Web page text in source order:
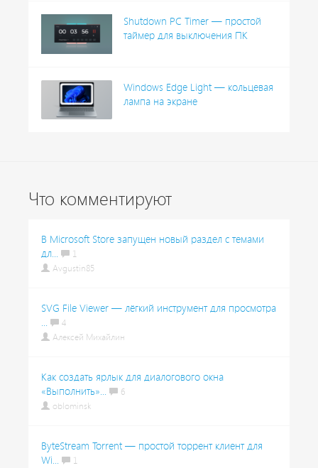
Shutdown PC Timer — простой
таймер для выключения ПК
Windows Edge Light — кольцевая
лампа на экране
Что комментируют
В Microsoft Store запущен новый раздел с темами
дл...
1
Avgustin85
SVG File Viewer — лёгкий инструмент для просмотра
...
4
Алексей Михайлин
Как создать ярлык для диалогового окна
«Выполнить»...
6
oblominsk
ByteStream Torrent — простой торрент клиент для
Wi...
1